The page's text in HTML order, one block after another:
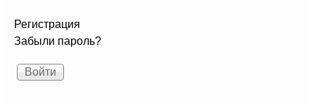
Регистрация
Забыли пароль?